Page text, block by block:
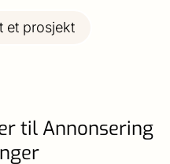
et prosjekt
til Annonsering